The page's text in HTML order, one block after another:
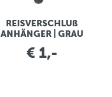
REISVERSCHLUß
ANHÄNGER | GRAU
€ 1,-